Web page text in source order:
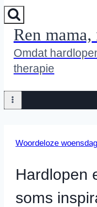
Ren mama,
Omdat
therapie
Woordeloze woensdag
Hardlopen
soms